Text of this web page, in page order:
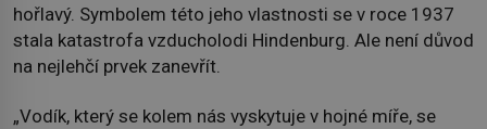
hořlavý. Symbolem této jeho vlastnosti se v roce 1937
stala katastrofa vzducholodi Hindenburg. Ale není důvod
na nejlehčí prvek zanevřít.
„Vodík, který se kolem nás vyskytuje v hojné míře, se